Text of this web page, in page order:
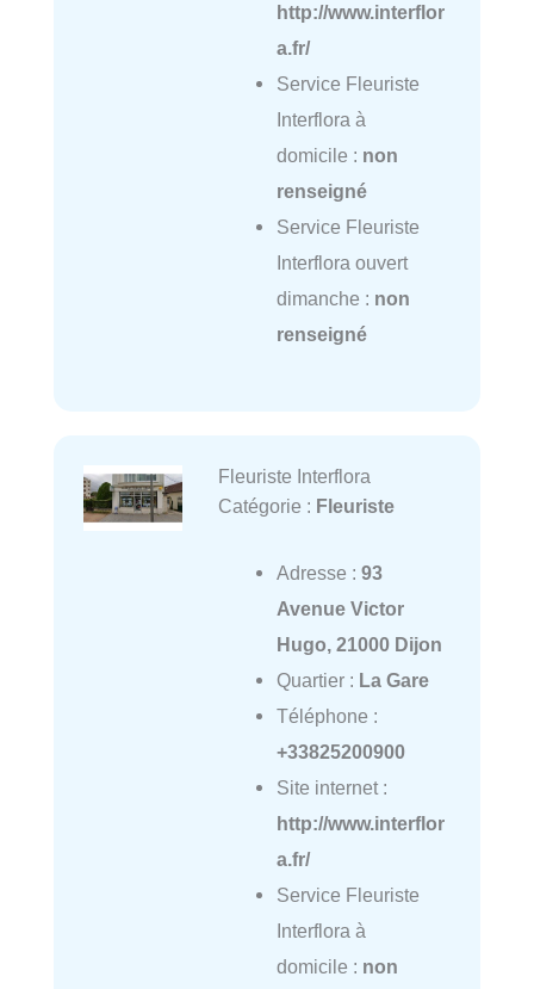
http://www.interflor
a.fr/
Service Fleuriste
Interflora à
domicile : non
renseigné
Service Fleuriste
Interflora ouvert
dimanche : non
renseigné
Fleuriste Interflora
Catégorie : Fleuriste
Adresse : 93
Avenue Victor
Hugo, 21000 Dijon
Quartier : La Gare
Téléphone :
+33825200900
Site internet :
http://www.interflor
a.fr/
Service Fleuriste
Interflora à
domicile : non